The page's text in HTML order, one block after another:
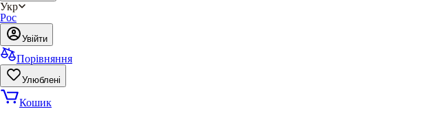
Укр
Рос
Увійти
Порівняння
Улюблені
Кошик